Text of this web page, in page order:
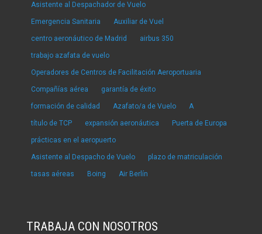
Asistente al Despachador de Vuelo
Emergencia Sanitaria Auxiliar de Vuel
centro aeronáutico de Madrid airbus 350
trabajo azafata de vuelo
Operadores de Centros de Facilitación Aeroportuaria
Compañías aérea garantía de éxito
formación de calidad Azafato/a de Vuelo A
título de TCP expansión aeronáutica Puerta de Europa
prácticas en el aeropuerto
Asistente al Despacho de Vuelo plazo de matriculación
tasas aéreas Boing Air Berlín
TRABAJA CON NOSOTROS